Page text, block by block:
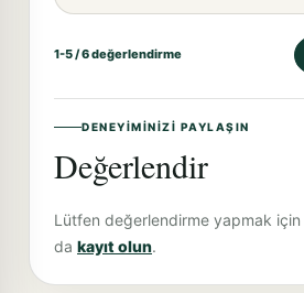
1-5 / 6 değerlendirme
DENEYIMINIZI PAYLAŞIN
Değerlendir
Lütfen değerlendirme yapmak için
da kayıt olun.